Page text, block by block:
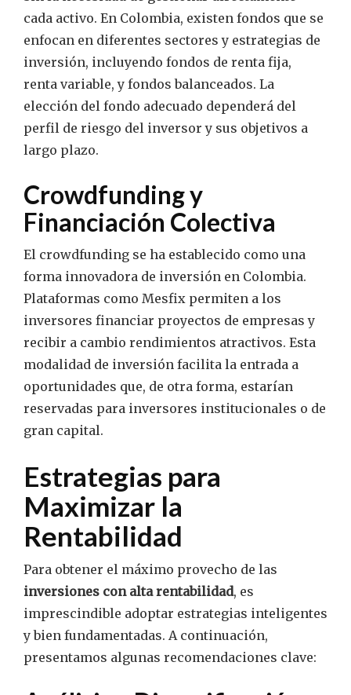
cada activo. En Colombia, existen fondos que se
enfocan en diferentes sectores y estrategias de
inversión, incluyendo fondos de renta fija,
renta variable, y fondos balanceados. La
elección del fondo adecuado dependerá del
perfil de riesgo del inversor y sus objetivos a
largo plazo.
Crowdfunding y
Financiación Colectiva
El crowdfunding se ha establecido como una
forma innovadora de inversión en Colombia.
Plataformas como Mesfix permiten a los
inversores financiar proyectos de empresas y
recibir a cambio rendimientos atractivos. Esta
modalidad de inversión facilita la entrada a
oportunidades que, de otra forma, estarían
reservadas para inversores institucionales o de
gran capital.
Estrategias para
Maximizar la
Rentabilidad
Para obtener el máximo provecho de las
inversiones con alta rentabilidad, es
imprescindible adoptar estrategias inteligentes
y bien fundamentadas. A continuación,
presentamos algunas recomendaciones clave: